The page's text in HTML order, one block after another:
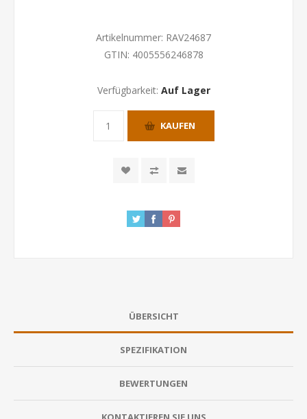
Artikelnummer: RAV24687
GTIN: 4005556246878
Verfügbarkeit: Auf Lager
KAUFEN
ÜBERSICHT
SPEZIFIKATION
BEWERTUNGEN